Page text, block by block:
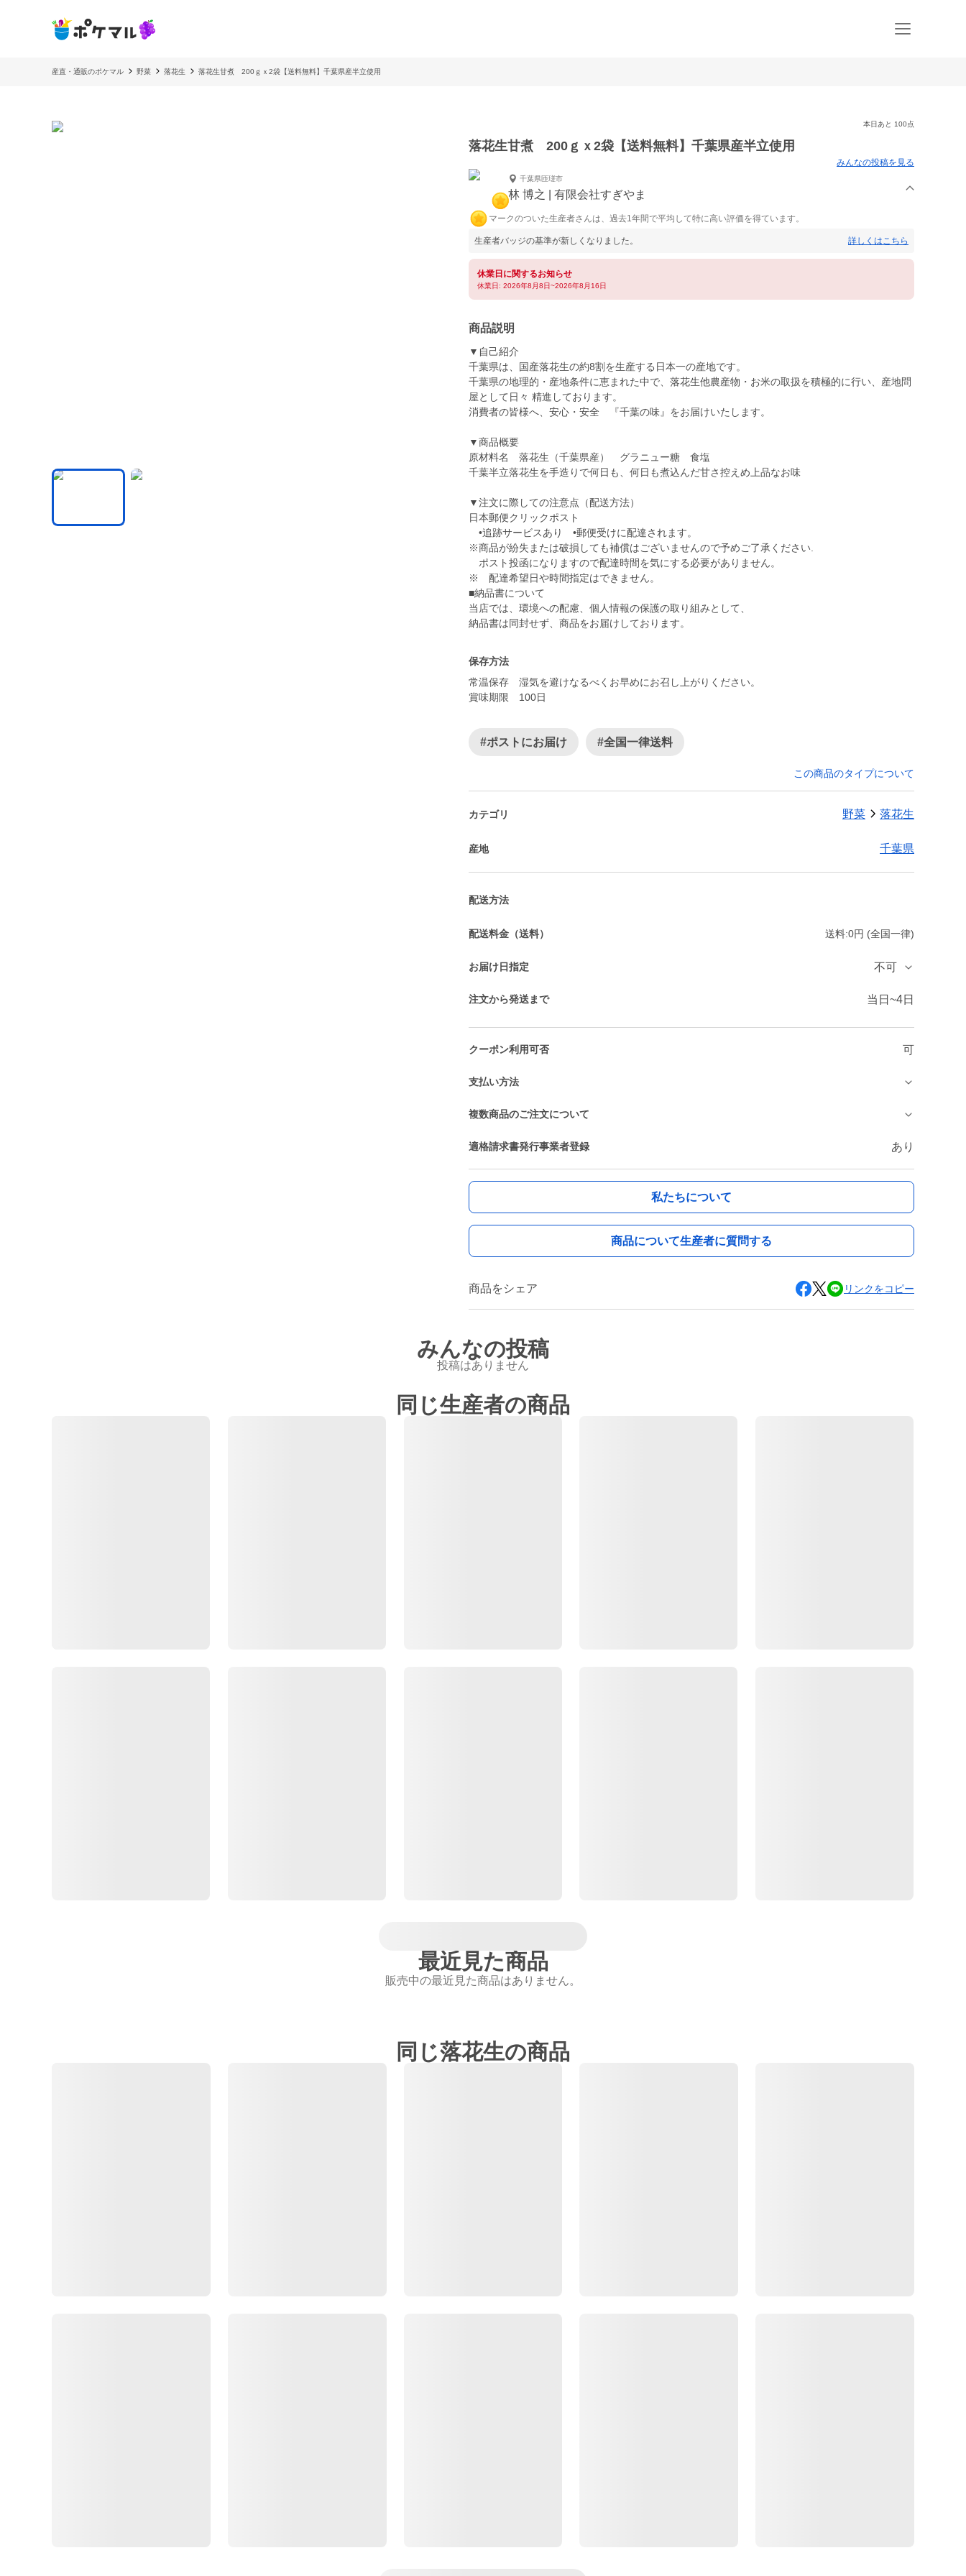
産直・通販のポケマル 野菜 落花生 落花生甘煮 200ｇｘ2袋【送料無料】千葉県産半立使用
本日あと 100点
落花生甘煮 200ｇｘ2袋【送料無料】千葉県産半立使用
みんなの投稿を見る
千葉県匝瑳市
林 博之 | 有限会社すぎやま
マークのついた生産者さんは、過去1年間で平均して特に高い評価を得ています。
生産者バッジの基準が新しくなりました。 詳しくはこちら
休業日に関するお知らせ
休業日: 2026年8月8日~2026年8月16日
商品説明
▼自己紹介
千葉県は、国産落花生の約8割を生産する日本一の産地です。
千葉県の地理的・産地条件に恵まれた中で、落花生他農産物・お米の取扱を積極的に行い、産地問
屋として日々 精進しております。
消費者の皆様へ、安心・安全 『千葉の味』をお届けいたします。
▼商品概要
原材料名 落花生（千葉県産） グラニュー糖 食塩
千葉半立落花生を手造りで何日も、何日も煮込んだ甘さ控えめ上品なお味
▼注文に際しての注意点（配送方法）
日本郵便クリックポスト
•追跡サービスあり •郵便受けに配達されます。
※商品が紛失または破損しても補償はございませんので予めご了承ください.
ポスト投函になりますので配達時間を気にする必要がありません。
※ 配達希望日や時間指定はできません。
■納品書について
当店では、環境への配慮、個人情報の保護の取り組みとして、
保存方法
常温保存 湿気を避けなるべくお早めにお召し上がりください。
賞味期限 100日
#ポストにお届け #全国一律送料
この商品のタイプについて
カテゴリ 野菜 落花生
産地 千葉県
配送方法
配送料金（送料） 送料:0円 (全国一律)
お届け日指定 不可
注文から発送まで 当日~4日
クーポン利用可否 可
支払い方法
複数商品のご注文について
適格請求書発行事業者登録 あり
私たちについて
商品について生産者に質問する
商品をシェア リンクをコピー
みんなの投稿
投稿はありません
同じ生産者の商品
最近見た商品
販売中の最近見た商品はありません。
同じ落花生の商品